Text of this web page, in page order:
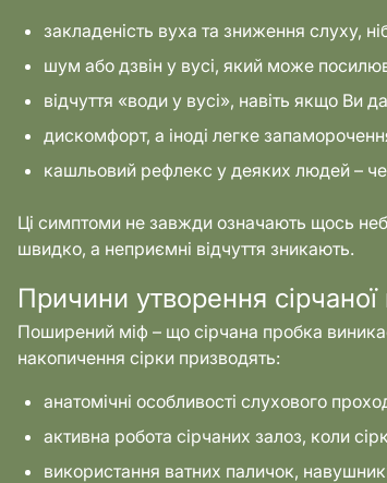
закладеність вуха та зниження слуху,
шум або дзвін у вусі, який може
відчуття «води у вусі», навіть якщо Ви
дискомфорт, а іноді легке
кашльовий рефлекс у деяких людей –
Ці симптоми не завжди означають щось
швидко, а неприємні відчуття зникають.
Причини утворення
Поширений міф – що сірчана пробка
накопичення сірки призводять:
анатомічні особливості слухового
активна робота сірчаних залоз, коли
використання ватних паличок,